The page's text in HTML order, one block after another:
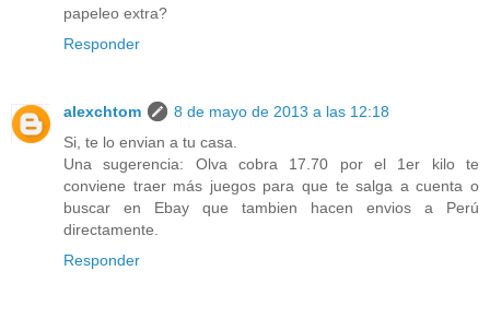
papeleo extra?
Responder
alexchtom
8 de mayo de 2013 a las 12:18
Si, te lo envian a tu casa.
Una sugerencia: Olva cobra 17.70 por el 1er kilo te
conviene traer más juegos para que te salga a cuenta o
buscar en Ebay que tambien hacen envios a Perú
directamente.
Responder